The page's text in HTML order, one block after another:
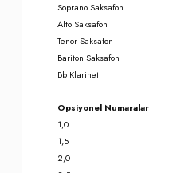
Soprano Saksafon
Alto Saksafon
Tenor Saksafon
Bariton Saksafon
Bb Klarinet
Opsiyonel Numaralar
1,0
1,5
2,0